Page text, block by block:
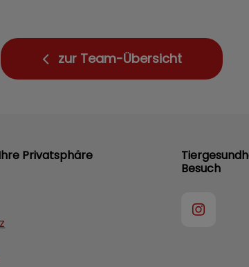
zur Team-Übersicht
Privatsphäre
Besuch